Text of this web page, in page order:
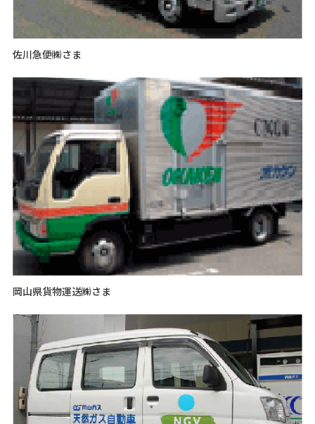
佐川急便㈱さま
岡山県貨物運送㈱さま